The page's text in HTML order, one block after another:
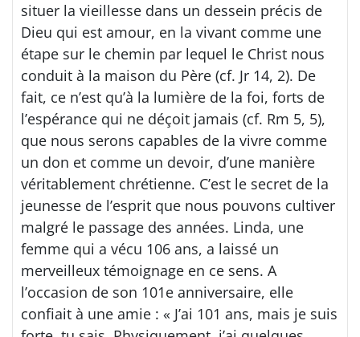
situer la vieillesse dans un dessein précis de
Dieu qui est amour, en la vivant comme une
étape sur le chemin par lequel le Christ nous
conduit à la maison du Père (cf. Jr 14, 2). De
fait, ce n’est qu’à la lumière de la foi, forts de
l’espérance qui ne déçoit jamais (cf. Rm 5, 5),
que nous serons capables de la vivre comme
un don et comme un devoir, d’une manière
véritablement chrétienne. C’est le secret de la
jeunesse de l’esprit que nous pouvons cultiver
malgré le passage des années. Linda, une
femme qui a vécu 106 ans, a laissé un
merveilleux témoignage en ce sens. A
l’occasion de son 101e anniversaire, elle
confiait à une amie : « J’ai 101 ans, mais je suis